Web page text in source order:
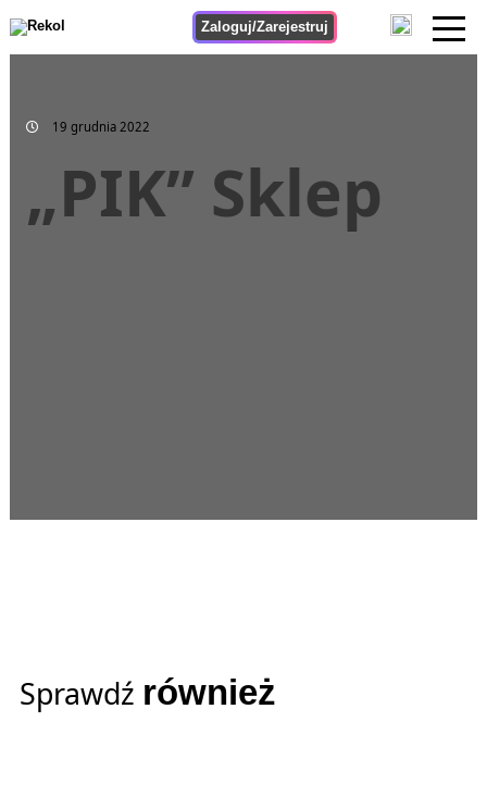
Zaloguj/Zarejestruj
19 grudnia 2022
„PIK” Sklep
Sprawdź również